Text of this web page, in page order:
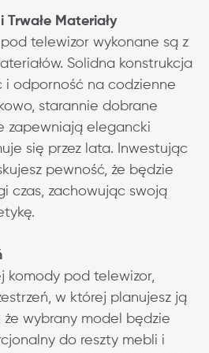
Materiały
telewizor wykonane są z
Solidna konstrukcja
i odporność na codzienne
starannie dobrane
zapewniają elegancki
się przez lata. Inwestując
pewność, że będzie
czas, zachowując swoją
komody pod telewizor,
w której planujesz ją
że wybrany model będzie
do reszty mebli i